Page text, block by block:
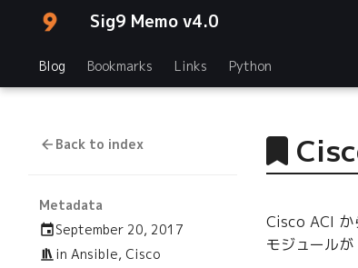
Sig9 Memo v4.0
Blog Bookmarks Links Python
Back to index
Metadata
September 20, 2017
inAnsible, Cisco
Cisco ACI か
モジュール